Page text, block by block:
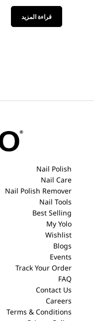
قراءة المزيد
Nail Polish
Nail Care
Nail Polish Remover
Nail Tools
Best Selling
My Yolo
Wishlist
Blogs
Events
Track Your Order
FAQ
Contact Us
Careers
Terms & Conditions